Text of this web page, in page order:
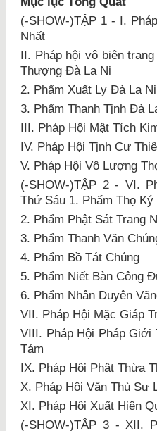
(-SHOW-)TẬP 1 - I.
Nhất
II. Pháp hội vô biên
Thượng Đà La Ni
2. Phẩm Xuất Ly Đà La Ni
3. Phẩm Thanh Tịnh Đà
III. Pháp Hội Mật Tích
IV. Pháp Hội Tịnh Cư
V. Pháp Hội Vô Lượng
(-SHOW-)TẬP 2 - VI.
Thứ Sáu 1. Phẩm Thọ Ký
2. Phẩm Phật Sát Trang
3. Phẩm Thanh Văn
4. Phẩm Bồ Tát Chúng
5. Phẩm Niết Bàn Công
6. Phẩm Nhân Duyên
VII. Pháp Hội Mặc Giáp
VIII. Pháp Hội Pháp Giới
Tám
IX. Pháp Hội Phật Thừa
X. Pháp Hội Văn Thù Sư
XI. Pháp Hội Xuất Hiện
(-SHOW-)TẬP 3 - XII.